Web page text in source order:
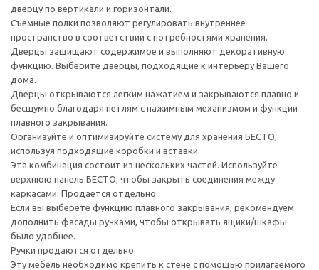
дверцу по вертикали и горизонтали.
Съемные полки позволяют регулировать внутреннее
пространство в соответствии с потребностями хранения.
Дверцы защищают содержимое и выполняют декоративную
функцию. Выберите дверцы, подходящие к интерьеру Вашего
дома.
Дверцы открываются легким нажатием и закрываются плавно и
бесшумно благодаря петлям с нажимным механизмом и функции
плавного закрывания.
Организуйте и оптимизируйте систему для хранения БЕСТО,
используя подходящие коробки и вставки.
Эта комбинация состоит из нескольких частей. Используйте
верхнюю панель БЕСТО, чтобы закрыть соединения между
каркасами. Продается отдельно.
Если вы выберете функцию плавного закрывания, рекомендуем
дополнить фасады ручками, чтобы открывать ящики/шкафы
было удобнее.
Ручки продаются отдельно.
Эту мебель необходимо крепить к стене с помощью прилагаемого